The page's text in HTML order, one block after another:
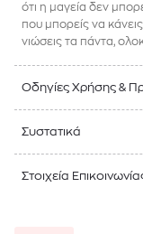
ότι η μαγεία δεν
που μπορείς να
νιώσεις τα πάντα,
Οδηγίες Χρήσης &
Συστατικά
Στοιχεία